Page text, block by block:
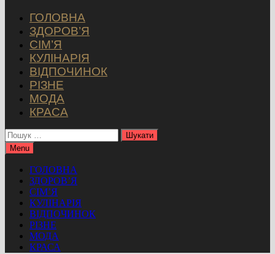
ГОЛОВНА
ЗДОРОВ’Я
СІМ’Я
КУЛІНАРІЯ
ВІДПОЧИНОК
РІЗНЕ
МОДА
КРАСА
Пошук:
Menu
ГОЛОВНА
ЗДОРОВ’Я
СІМ’Я
КУЛІНАРІЯ
ВІДПОЧИНОК
РІЗНЕ
МОДА
КРАСА